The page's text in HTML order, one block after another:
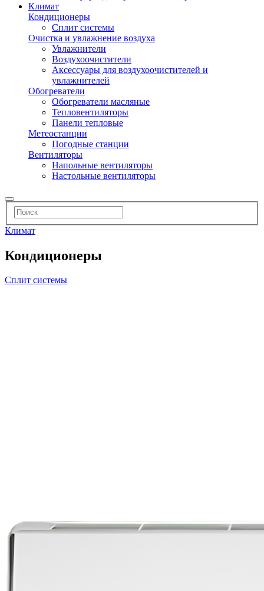
Климат
Кондиционеры
Сплит системы
Очистка и увлажнение воздуха
Увлажнители
Воздухоочистители
Аксессуары для воздухоочистителей и
увлажнителей
Обогреватели
Обогреватели масляные
Тепловентиляторы
Панели тепловые
Метеостанции
Погодные станции
Вентиляторы
Напольные вентиляторы
Настольные вентиляторы
Климат
Кондиционеры
Сплит системы